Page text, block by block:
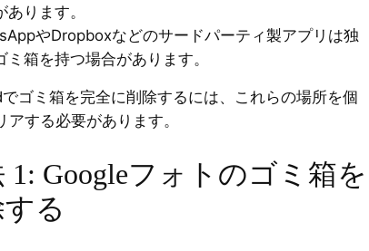
あります。
やDropboxなどのサードパーティ製アプリは独
ミ箱を持つ場合があります。
ゴミ箱を完全に削除するには、これらの場所を個
アする必要があります。
1: Googleフォトのゴミ箱を
る